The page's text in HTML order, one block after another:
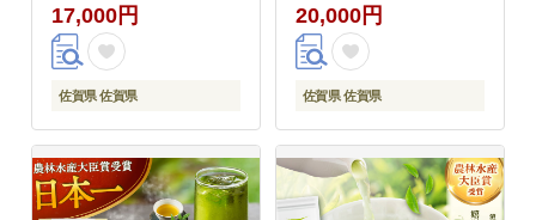
17,000円
佐賀県 佐賀県
20,000円
佐賀県 佐賀県